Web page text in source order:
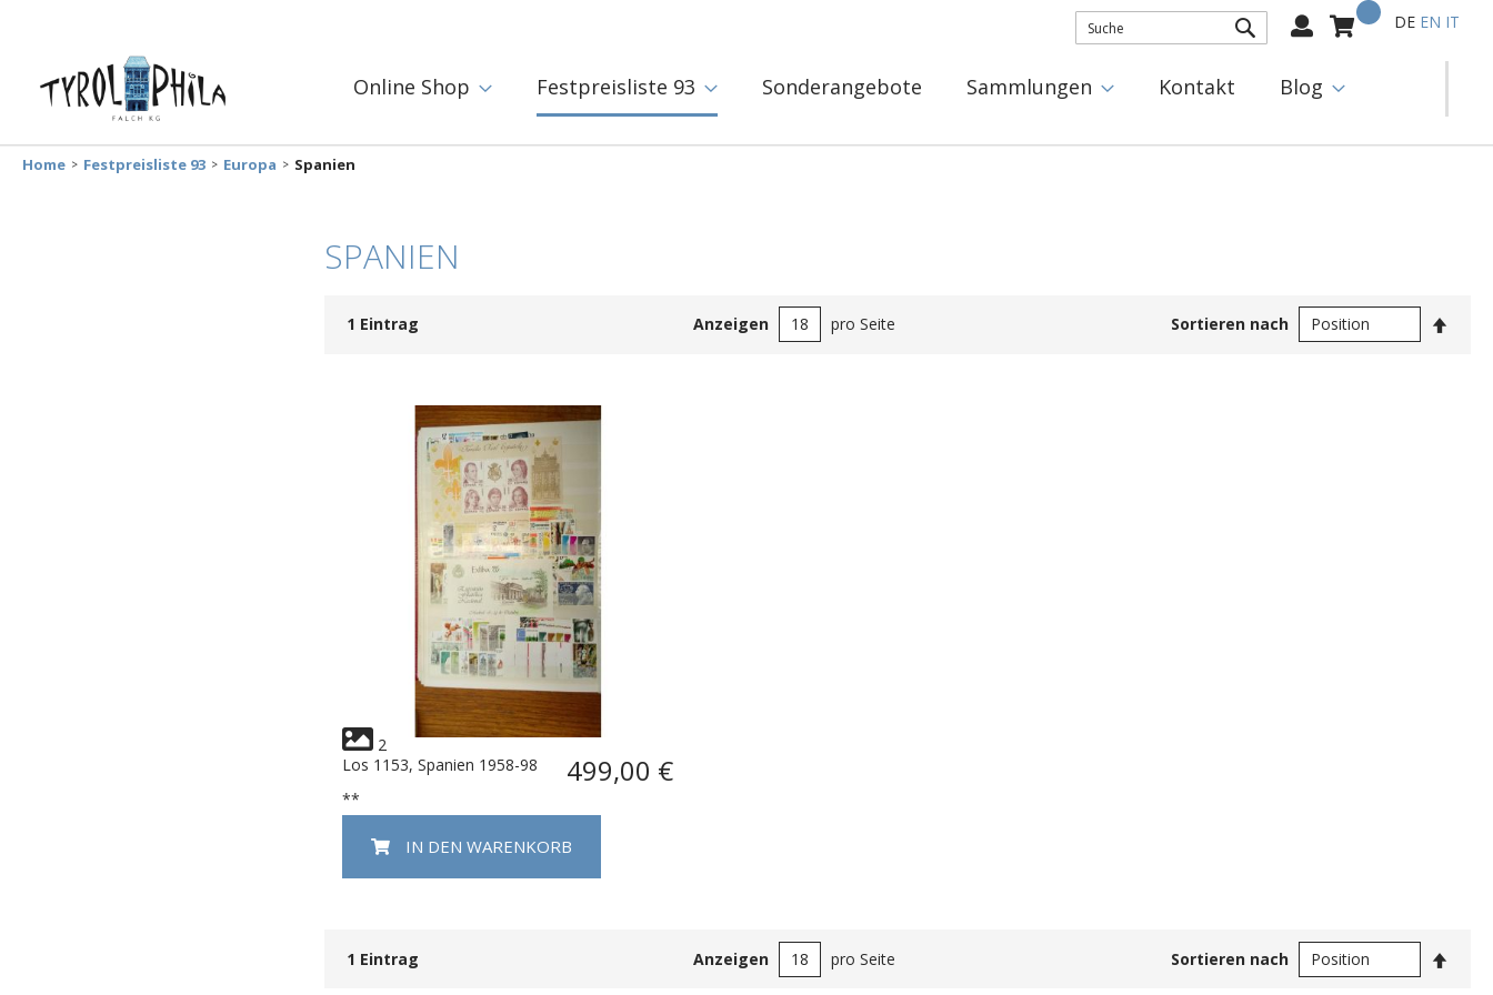
Mein Warenkorb
Select
DE EN IT
Online Shop Festpreisliste 93 Sonderangebote Sammlungen Kontakt Blog
Home Festpreisliste 93 Europa Spanien
SPANIEN
1 Eintrag Anzeigen pro Seite Sortieren nach
2
Los 1153, Spanien 1958-98
499,00 €
**
IN DEN WARENKORB
1 Eintrag Anzeigen pro Seite Sortieren nach